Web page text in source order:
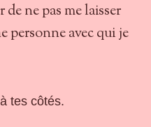
ne pas me laisser
personne avec qui je
tes côtés.